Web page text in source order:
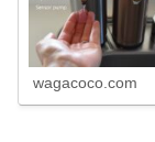
wagacoco.com